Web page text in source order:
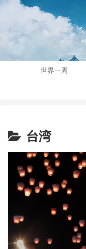
世界一周
台湾